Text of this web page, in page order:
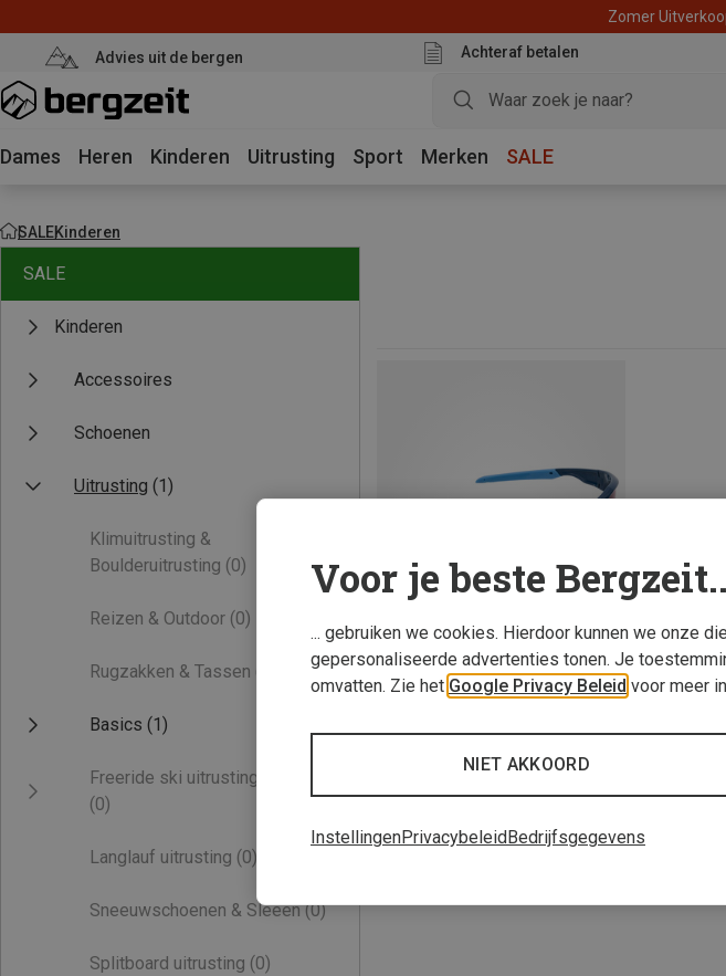
Zomer
Advies uit de bergen Achteraf betalen
Dames Heren Kinderen Uitrusting Sport Merken SALE
SALEKinderen
SALE
Kinderen
Accessoires
Schoenen
Uitrusting (1)
Klimuitrusting &
Boulderuitrusting (0)
Reizen & Outdoor (0)
Rugzakken & Tassen
Basics (1)
Freeride ski uitrusting
(0)
Langlauf uitrusting (0)
Sneeuwschoenen & Sleeën (0)
Splitboard uitrusting (0)
Voor je beste
... gebruiken we cookies. Hierdoor kunnen we onze
gepersonaliseerde advertenties tonen. Je
omvatten. Zie het Google Privacy Beleid voor meer
NIET AKKOORD
InstellingenPrivacybeleidBedrijfsgegevens